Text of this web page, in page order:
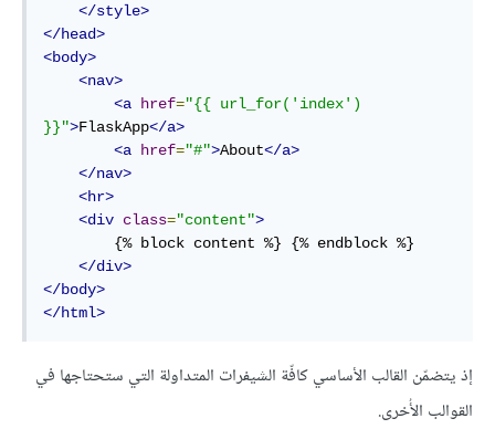
</style>
</head>
<body>
<nav>
<a
href="{{ url_for('index')
}}">FlaskApp</a>
<a
href="#">About</a>
</nav>
<hr>
<div class="content">
</div>
</body>
</html>
إذ يتضمّن القالب الأساسي كافّة الشيفرات المتداولة التي ستحتاجها في
القوالب الأُخرى.